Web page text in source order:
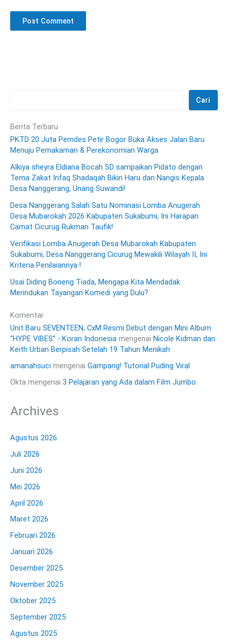
Cari
Berita Terbaru
PKTD 20 Juta Pemdes Petir Bogor Buka Akses Jalan Baru
Menuju Pemakaman & Perekonomian Warga
Alkiya sheyra Eldiana Bocah SD sampaikan Pidato dengan
Tema Zakat Infaq Shadaqah Bikin Haru dan Nangis Kepala
Desa Nanggerang, Unang Suwandi!
Desa Nanggerang Salah Satu Nominasi Lomba Anugerah
Desa Mubarokah 2026 Kabupaten Sukabumi, Ini Harapan
Camat Cicurug Rukman Taufik!
Verifikasi Lomba Anugerah Desa Mubarokah Kabupaten
Sukabumi, Desa Nanggerang Cicurug Mewakili Wilayah II, Ini
Kriteria Penilaiannya !
Usai Diding Boneng Tiada, Mengapa Kita Mendadak
Merindukan Tayangan Komedi yang Dulu?
Komentar
Unit Baru SEVENTEEN, CxM Resmi Debut dengan Mini Album
“HYPE VIBES” - Koran Indonesia mengenai Nicole Kidman dan
Keith Urban Berpisah Setelah 19 Tahun Menikah
amanahsuci mengenai Gampang! Tutorial Puding Viral
Okta mengenai 3 Pelajaran yang Ada dalam Film Jumbo
Archives
Agustus 2026
Juli 2026
Juni 2026
Mei 2026
April 2026
Maret 2026
Februari 2026
Januari 2026
Desember 2025
November 2025
Oktober 2025
September 2025
Agustus 2025